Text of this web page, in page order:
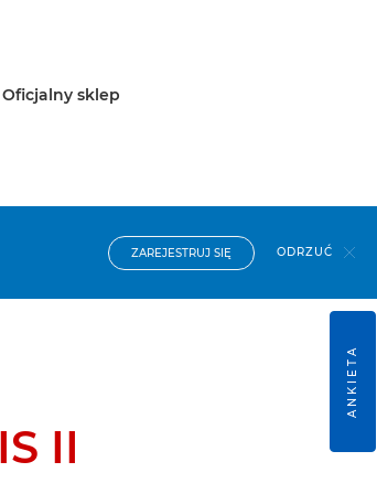
Oficjalny sklep
ZAREJESTRUJ SIĘ ODRZUĆ
II
ANKIETA